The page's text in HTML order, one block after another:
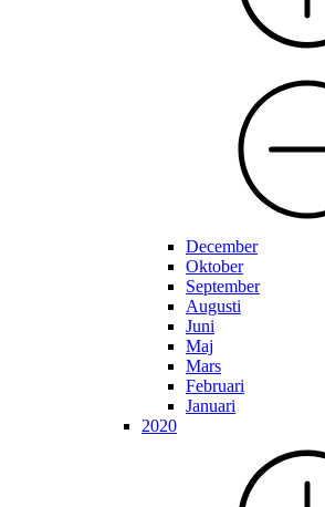
December
Oktober
September
Augusti
Juni
Maj
Mars
Februari
Januari
2020